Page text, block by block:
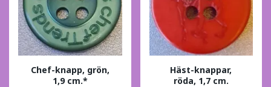
Chef-knapp, grön,
1,9 cm.*
Häst-knappar,
röda, 1,7 cm.